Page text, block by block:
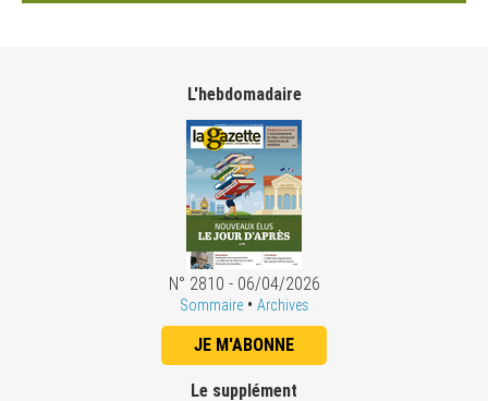
L'hebdomadaire
N° 2810 - 06/04/2026
Sommaire • Archives
JE M'ABONNE
Le supplément